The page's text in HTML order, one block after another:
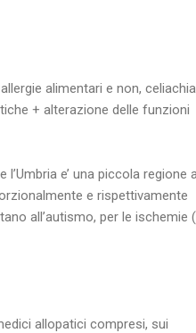
alimentari e non,
+ alterazione delle funzioni
e’ una piccola regione a
e rispettivamente
all’autismo, per le ischemie
allopatici compresi, sui